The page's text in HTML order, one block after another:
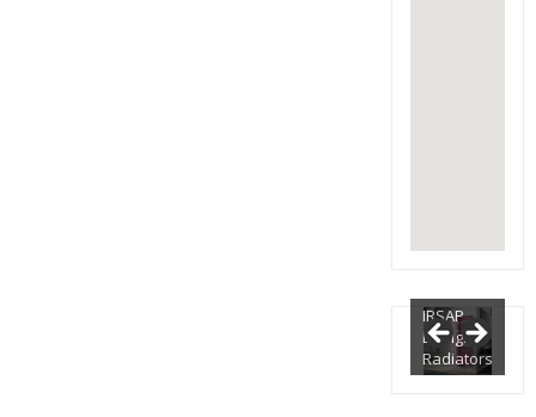
IRSAP
Design
Radiators